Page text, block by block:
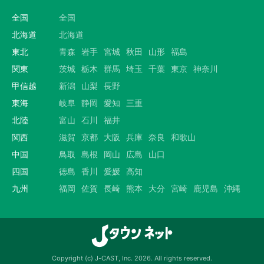
全国
全国
北海道
北海道
東北
青森 岩手 宮城 秋田 山形 福島
関東
茨城 栃木 群馬 埼玉 千葉 東京 神奈川
甲信越
新潟 山梨
長野
東海
岐阜 静岡 愛知
三重
北陸
富山 石川
福井
関西
滋賀 京都 大阪 兵庫 奈良
和歌山
中国
鳥取 島根 岡山 広島
山口
四国
徳島 香川 愛媛 高知
九州
福岡 佐賀 長崎 熊本 大分 宮崎 鹿児島 沖縄
Copyright (c) J-CAST, Inc. 2026. All rights reserved.